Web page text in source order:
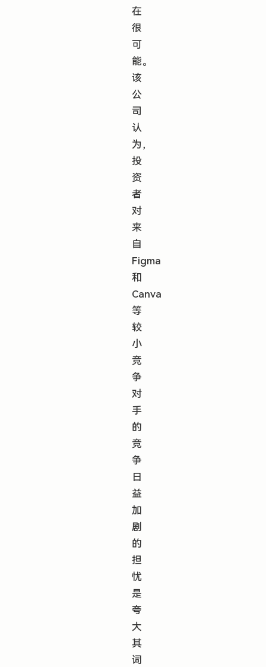
在
很
可
能。
该
公
司
认
为，
投
资
者
对
来
自
Figma
和
Canva
等
较
小
竞
争
对
手
的
竞
争
日
益
加
剧
的
担
忧
是
夸
大
其
词